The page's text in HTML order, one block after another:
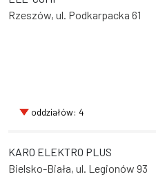
Rzeszów, ul. Podkarpacka 61
oddziałów: 4
KARO ELEKTRO PLUS
Bielsko-Biała, ul. Legionów 93